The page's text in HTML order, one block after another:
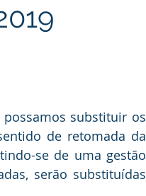
substituir os
de retomada da
se de uma gestão
serão substituídas